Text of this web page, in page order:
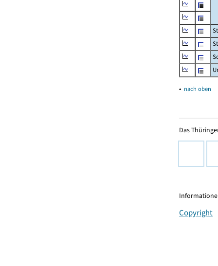
▴ nach oben
Das
Copyright